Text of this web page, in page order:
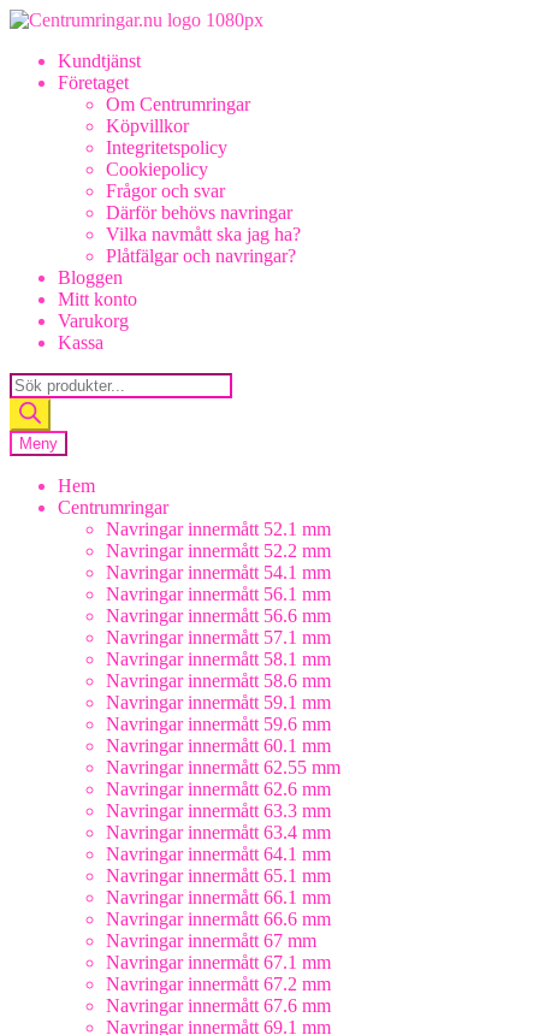
Hoppa
navigering
Hoppa
innehållKundtjänst
Företaget
Om Centrumringar
Köpvillkor
Integritetspolicy
Cookiepolicy
Frågor och svar
Därför behövs navringar
Vilka navmått ska jag ha?
Plåtfälgar och navringar?
Bloggen
Mitt konto
Varukorg
Kassa
Products
search
Meny
Hem
Centrumringar
Navringar innermått 52.1 mm
Navringar innermått 52.2 mm
Navringar innermått 54.1 mm
Navringar innermått 56.1 mm
Navringar innermått 56.6 mm
Navringar innermått 57.1 mm
Navringar innermått 58.1 mm
Navringar innermått 58.6 mm
Navringar innermått 59.1 mm
Navringar innermått 59.6 mm
Navringar innermått 60.1 mm
Navringar innermått 62.55 mm
Navringar innermått 62.6 mm
Navringar innermått 63.3 mm
Navringar innermått 63.4 mm
Navringar innermått 64.1 mm
Navringar innermått 65.1 mm
Navringar innermått 66.1 mm
Navringar innermått 66.6 mm
Navringar innermått 67 mm
Navringar innermått 67.1 mm
Navringar innermått 67.2 mm
Navringar innermått 67.6 mm
Navringar innermått 69.1 mm